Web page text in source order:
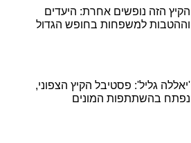
הקיץ הזה נופשים אחרת: היעדים
וההטבות למשפחות בחופש הגדול
'יאללה גליל': פסטיבל הקיץ הצפוני,
נפתח בהשתתפות המונים